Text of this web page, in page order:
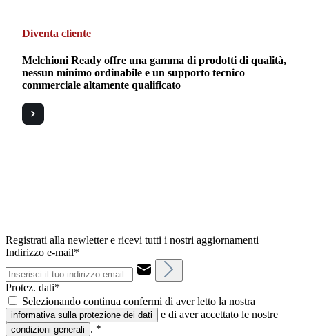
Diventa cliente
Melchioni Ready offre una gamma di prodotti di qualità,
nessun minimo ordinabile e un supporto tecnico
commerciale altamente qualificato
Registrati alla newletter e ricevi tutti i nostri aggiornamenti
Indirizzo e-mail*
Protez. dati*
Selezionando continua confermi di aver letto la nostra
informativa sulla protezione dei dati e di aver accettato le nostre
condizioni generali . *